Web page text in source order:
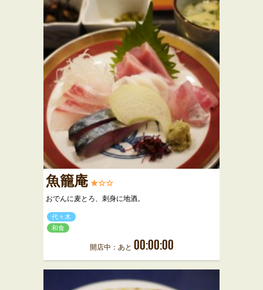
魚籠庵 ★☆☆
おでんに麦とろ、刺身に地酒。
代々木
和食
開店中：あと 00:00:00